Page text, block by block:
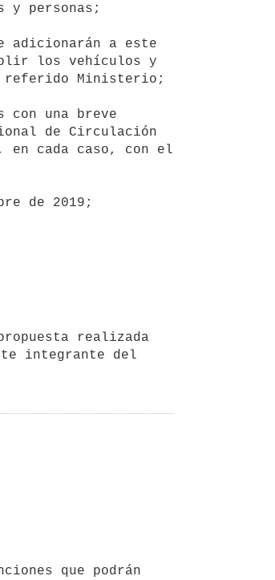
personas;
los vehículos y
referido Ministerio;
de Circulación
en cada caso, con el
integrante del